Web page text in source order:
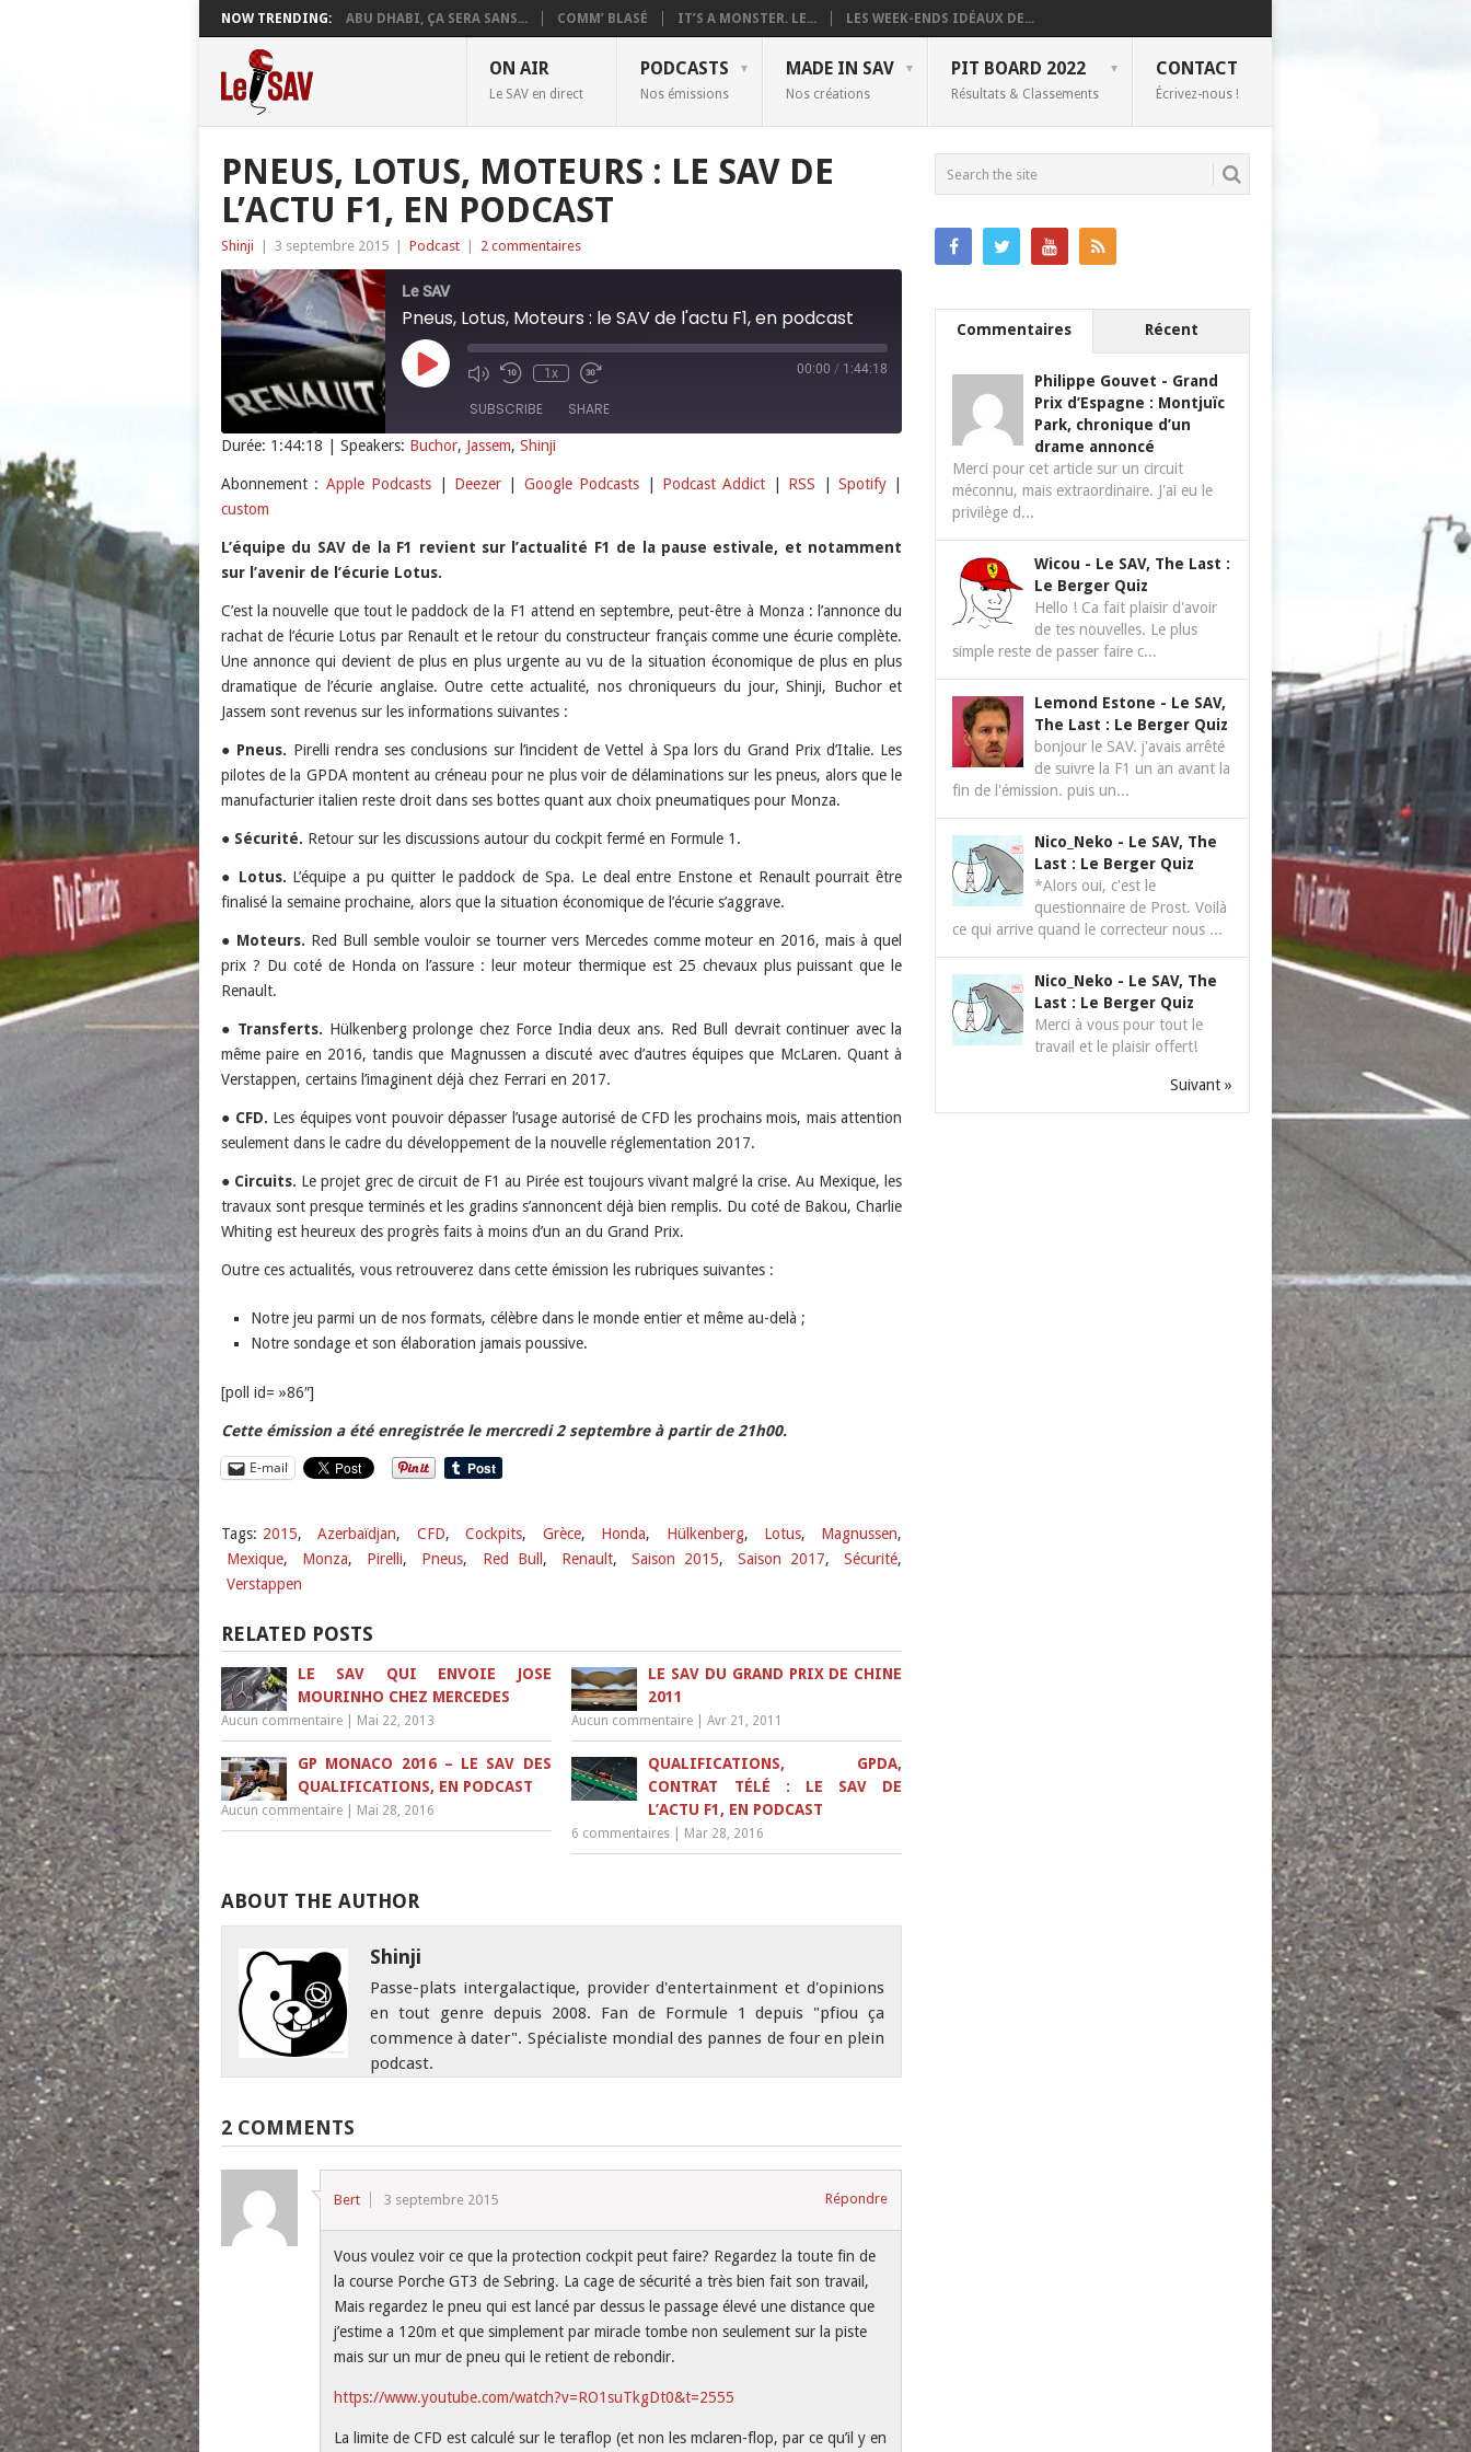
NOW TRENDING: ABU DHABI, ÇA SERA SANS... COMM’ BLASÉ IT’S A MONSTER. LE... LES WEEK-ENDS IDÉAUX DE...
ON AIR
Le SAV en direct
PODCASTS
Nos émissions
MADE IN SAV
Nos créations
PIT BOARD 2022
Résultats & Classements
CONTACT
Écrivez-nous !
PNEUS, LOTUS, MOTEURS : LE SAV DE
L’ACTU F1, EN PODCAST
Shinji 3 septembre 2015 Podcast 2 commentaires
Le SAV
Pneus, Lotus, Moteurs : le SAV de l'actu F1, en podcast
Play
Episode
1x 00:00 / 1:44:18
SUBSCRIBE SHARE
Apple Podcasts Deezer Google Podcasts
custom
SHARE
LINK
EMBED
Durée: 1:44:18 | Speakers: Buchor, Jassem, Shinji
Abonnement : Apple Podcasts Deezer Google Podcasts Podcast Addict RSS Spotify
custom
L’équipe du SAV de la F1 revient sur l’actualité F1 de la pause estivale, et notamment
sur l’avenir de l’écurie Lotus.
C’est la nouvelle que tout le paddock de la F1 attend en septembre, peut-être à Monza : l’annonce du
rachat de l’écurie Lotus par Renault et le retour du constructeur français comme une écurie complète.
Une annonce qui devient de plus en plus urgente au vu de la situation économique de plus en plus
dramatique de l’écurie anglaise. Outre cette actualité, nos chroniqueurs du jour, Shinji, Buchor et
Jassem sont revenus sur les informations suivantes :
● Pneus. Pirelli rendra ses conclusions sur l’incident de Vettel à Spa lors du Grand Prix d’Italie. Les
pilotes de la GPDA montent au créneau pour ne plus voir de délaminations sur les pneus, alors que le
manufacturier italien reste droit dans ses bottes quant aux choix pneumatiques pour Monza.
● Sécurité. Retour sur les discussions autour du cockpit fermé en Formule 1.
● Lotus. L’équipe a pu quitter le paddock de Spa. Le deal entre Enstone et Renault pourrait être
finalisé la semaine prochaine, alors que la situation économique de l’écurie s’aggrave.
● Moteurs. Red Bull semble vouloir se tourner vers Mercedes comme moteur en 2016, mais à quel
prix ? Du coté de Honda on l’assure : leur moteur thermique est 25 chevaux plus puissant que le
Renault.
● Transferts. Hülkenberg prolonge chez Force India deux ans. Red Bull devrait continuer avec la
même paire en 2016, tandis que Magnussen a discuté avec d’autres équipes que McLaren. Quant à
Verstappen, certains l’imaginent déjà chez Ferrari en 2017.
● CFD. Les équipes vont pouvoir dépasser l’usage autorisé de CFD les prochains mois, mais attention
seulement dans le cadre du développement de la nouvelle réglementation 2017.
● Circuits. Le projet grec de circuit de F1 au Pirée est toujours vivant malgré la crise. Au Mexique, les
travaux sont presque terminés et les gradins s’annoncent déjà bien remplis. Du coté de Bakou, Charlie
Whiting est heureux des progrès faits à moins d’un an du Grand Prix.
Outre ces actualités, vous retrouverez dans cette émission les rubriques suivantes :
Notre jeu parmi un de nos formats, célèbre dans le monde entier et même au-delà ;
Notre sondage et son élaboration jamais poussive.
[poll id= »86″]
Cette émission a été enregistrée le mercredi 2 septembre à partir de 21h00.
E-mail
Tags: 2015, Azerbaïdjan, CFD, Cockpits, Grèce, Honda, Hülkenberg, Lotus, Magnussen,
Mexique, Monza, Pirelli, Pneus, Red Bull , Renault, Saison 2015, Saison 2017, Sécurité,
Verstappen
RELATED POSTS
LE SAV QUI ENVOIE JOSE
MOURINHO CHEZ MERCEDES
Aucun commentaire Mai 22, 2013
LE SAV DU GRAND PRIX DE CHINE
2011
Aucun commentaire |Avr 21, 2011
GP MONACO 2016 – LE SAV DES
QUALIFICATIONS, EN PODCAST
Aucun commentaire Mai 28, 2016
QUALIFICATIONS, GPDA,
CONTRAT TÉLÉ : LE SAV DE
L’ACTU F1, EN PODCAST
6 commentaires Mar 28, 2016
ABOUT THE AUTHOR
Shinji
Passe-plats intergalactique, provider d'entertainment et d'opinions
en tout genre depuis 2008. Fan de Formule 1 depuis "pfiou ça
commence à dater". Spécialiste mondial des pannes de four en plein
podcast.
2 COMMENTS
Bert 3 septembre 2015 Répondre
Vous voulez voir ce que la protection cockpit peut faire? Regardez la toute fin de
la course Porche GT3 de Sebring. La cage de sécurité a très bien fait son travail,
Mais regardez le pneu qui est lancé par dessus le passage élevé une distance que
j’estime a 120m et que simplement par miracle tombe non seulement sur la piste
mais sur un mur de pneu qui le retient de rebondir.
https://www.youtube.com/watch?v=RO1suTkgDt0&t=2555
La limite de CFD est calculé sur le teraflop (et non les mclaren-flop, par ce qu’il y en
Commentaires Récent
Philippe Gouvet - Grand
Prix d’Espagne : Montjuïc
Park, chronique d’un
drame annoncé
Merci pour cet article sur un circuit
méconnu, mais extraordinaire. J'ai eu le
privilège d...
Wicou - Le SAV, The Last :
Le Berger Quiz
Hello ! Ca fait plaisir d'avoir
de tes nouvelles. Le plus
simple reste de passer faire c...
Lemond Estone - Le SAV,
The Last : Le Berger Quiz
bonjour le SAV. j'avais arrêté
de suivre la F1 un an avant la
fin de l'émission. puis un...
Nico_Neko - Le SAV, The
Last : Le Berger Quiz
*Alors oui, c'est le
questionnaire de Prost. Voilà
ce qui arrive quand le correcteur nous ...
Nico_Neko - Le SAV, The
Last : Le Berger Quiz
Merci à vous pour tout le
travail et le plaisir offert!
Suivant »